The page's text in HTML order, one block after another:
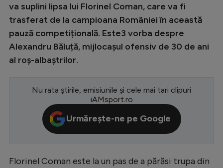
Conference League
CM 2026
Premier League
Serie A
Bundesliga
Ligue 1
Starurile fotbalului
va suplini lipsa lui Florinel Coman, care va fi
trasferat de la campioana României în această
pauză competițională. Este3 vorba despre
Alexandru Băluță, mijlocașul ofensiv de 30 de ani
al roș-albaștrilor.
Nu rata știrile, emisiunile și cele mai tari clipuri
iAMsport.ro
Urmărește-ne pe Google
Florinel Coman este la un pas de a părăsi trupa din